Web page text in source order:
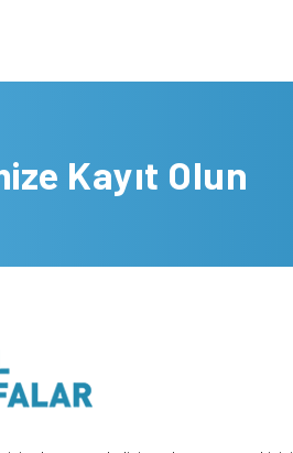
Kayıt Olun